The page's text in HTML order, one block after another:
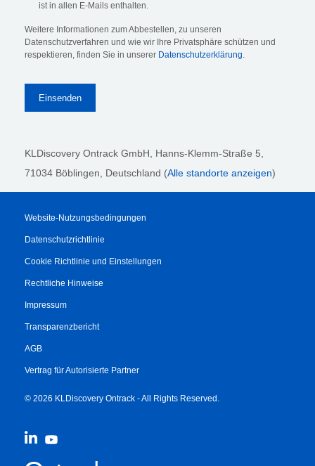
ist in allen E-Mails enthalten.
Weitere Informationen zum Abbestellen, zu unseren
Datenschutzverfahren und wie wir Ihre Privatsphäre schützen und
respektieren, finden Sie in unserer Datenschutzerklärung.
KLDiscovery Ontrack GmbH, Hanns-Klemm-Straße 5,
71034 Böblingen, Deutschland (Alle standorte anzeigen)
Website-Nutzungsbedingungen
Datenschutzrichtlinie
Cookie Richtlinie und Einstellungen
Rechtliche Hinweise
Impressum
Transparenzbericht
AGB
Vertrag für Autorisierte Partner
© 2026 KLDiscovery Ontrack - All Rights Reserved.